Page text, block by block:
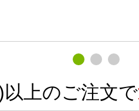
上のご注文で